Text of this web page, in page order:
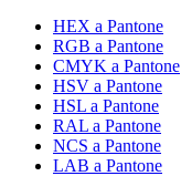
HEX a Pantone
RGB a Pantone
CMYK a Pantone
HSV a Pantone
HSL a Pantone
RAL a Pantone
NCS a Pantone
LAB a Pantone